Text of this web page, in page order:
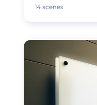
14 scenes